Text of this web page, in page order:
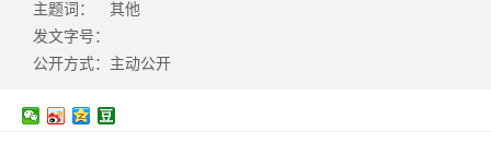
主题词：
其他
发文字号：
公开方式： 主动公开